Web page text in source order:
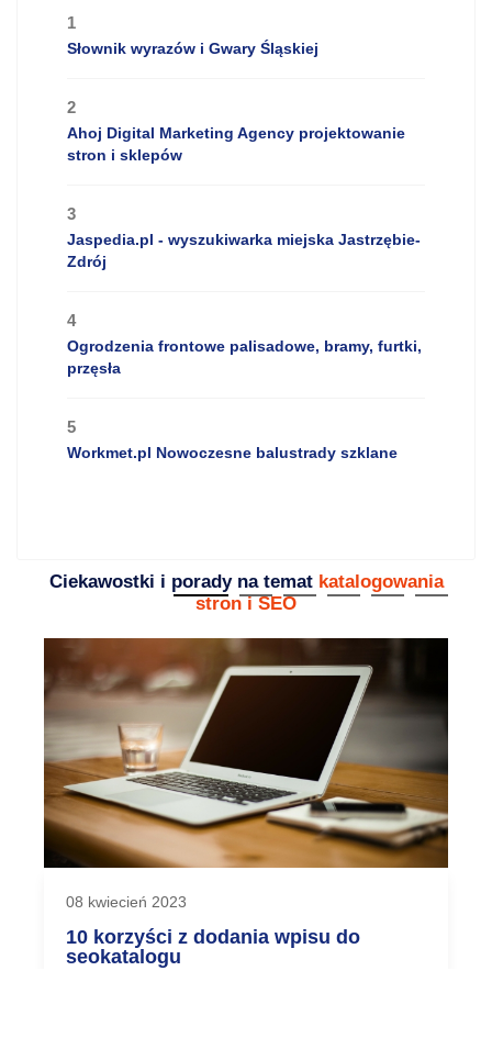
1
Słownik wyrazów i Gwary Śląskiej
2
Ahoj Digital Marketing Agency projektowanie
stron i sklepów
3
Jaspedia.pl - wyszukiwarka miejska Jastrzębie-
Zdrój
4
Ogrodzenia frontowe palisadowe, bramy, furtki,
przęsła
5
Workmet.pl Nowoczesne balustrady szklane
Ciekawostki i porady na temat katalogowania
stron i SEO
08 kwiecień 2023
10 korzyści z dodania wpisu do
seokatalogu